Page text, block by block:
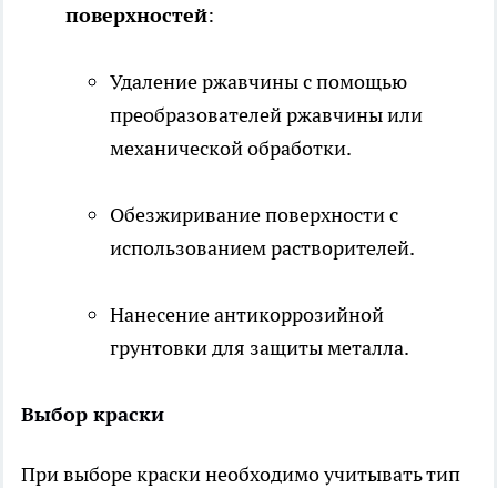
поверхностей:
Удаление ржавчины с помощью
преобразователей ржавчины или
механической обработки.
Обезжиривание поверхности с
использованием растворителей.
Нанесение антикоррозийной
грунтовки для защиты металла.
Выбор краски
При выборе краски необходимо учитывать тип